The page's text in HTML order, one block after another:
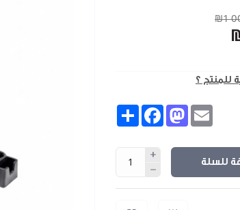
₪1
للمنتج ؟
Share FacebookMastodon
للسلة